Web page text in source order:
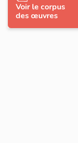
Voir le corpus
des œuvres